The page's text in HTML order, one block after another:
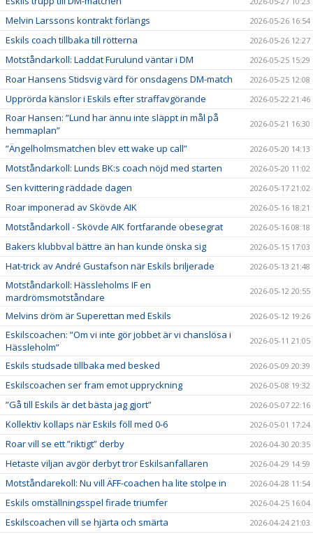
Melvin Larssons kontrakt förlängs 2026-05-26 16:54
Eskils coach tillbaka till rötterna 2026-05-26 12:27
Motståndarkoll: Laddat Furulund väntar i DM 2026-05-25 15:29
Roar Hansens Stidsvig värd för onsdagens DM-match 2026-05-25 12:08
Upprörda känslor i Eskils efter straffavgörande 2026-05-22 21:46
Roar Hansen: ”Lund har ännu inte släppt in mål på
hemmaplan”
2026-05-21 16:30
”Ängelholmsmatchen blev ett wake up call” 2026-05-20 14:13
Motståndarkoll: Lunds BK:s coach nöjd med starten 2026-05-20 11:02
Sen kvittering räddade dagen 2026-05-17 21:02
Roar imponerad av Skövde AIK 2026-05-16 18:21
Motståndarkoll - Skövde AIK fortfarande obesegrat 2026-05-16 08:18
Bakers klubbval bättre än han kunde önska sig 2026-05-15 17:03
Hat-trick av André Gustafson när Eskils briljerade 2026-05-13 21:48
Motståndarkoll: Hässleholms IF en
mardrömsmotståndare
2026-05-12 20:55
Melvins dröm är Superettan med Eskils 2026-05-12 19:26
Eskilscoachen: ”Om vi inte gör jobbet är vi chanslösa i
Hässleholm”
2026-05-11 21:05
Eskils studsade tillbaka med besked 2026-05-09 20:39
Eskilscoachen ser fram emot uppryckning 2026-05-08 19:32
”Gå till Eskils är det bästa jag gjort” 2026-05-07 22:16
Kollektiv kollaps när Eskils föll med 0-6 2026-05-01 17:24
Roar vill se ett ”riktigt” derby 2026-04-30 20:35
Hetaste viljan avgör derbyt tror Eskilsanfallaren 2026-04-29 14:59
Motståndarekoll: Nu vill ÄFF-coachen ha lite stolpe in 2026-04-28 11:54
Eskils omställningsspel firade triumfer 2026-04-25 16:04
Eskilscoachen vill se hjärta och smärta 2026-04-24 21:03